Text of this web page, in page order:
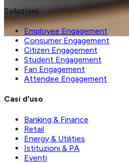
Soluzioni
Employee Engagement
Consumer Engagement
Citizen Engagement
Student Engagement
Fan Engagement
Attendee Engagement
Casi d'uso
Banking & Finance
Retail
Energy & Utilities
Istituzioni & PA
Eventi